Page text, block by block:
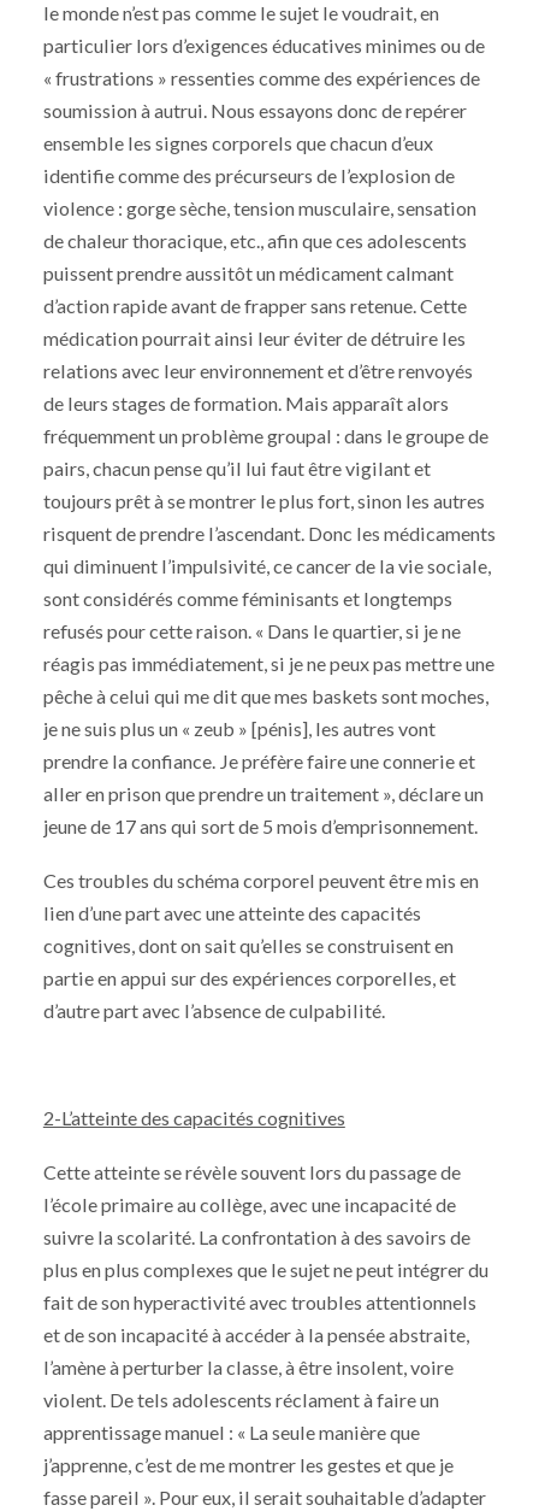
le monde n’est pas comme le sujet le voudrait, en
particulier lors d’exigences éducatives minimes ou de
« frustrations » ressenties comme des expériences de
soumission à autrui. Nous essayons donc de repérer
ensemble les signes corporels que chacun d’eux
identifie comme des précurseurs de l’explosion de
violence : gorge sèche, tension musculaire, sensation
de chaleur thoracique, etc., afin que ces adolescents
puissent prendre aussitôt un médicament calmant
d’action rapide avant de frapper sans retenue. Cette
médication pourrait ainsi leur éviter de détruire les
relations avec leur environnement et d’être renvoyés
de leurs stages de formation. Mais apparaît alors
fréquemment un problème groupal : dans le groupe de
pairs, chacun pense qu’il lui faut être vigilant et
toujours prêt à se montrer le plus fort, sinon les autres
risquent de prendre l’ascendant. Donc les médicaments
qui diminuent l’impulsivité, ce cancer de la vie sociale,
sont considérés comme féminisants et longtemps
refusés pour cette raison. « Dans le quartier, si je ne
réagis pas immédiatement, si je ne peux pas mettre une
pêche à celui qui me dit que mes baskets sont moches,
je ne suis plus un « zeub » [pénis], les autres vont
prendre la confiance. Je préfère faire une connerie et
aller en prison que prendre un traitement », déclare un
jeune de 17 ans qui sort de 5 mois d’emprisonnement.
Ces troubles du schéma corporel peuvent être mis en
lien d’une part avec une atteinte des capacités
cognitives, dont on sait qu’elles se construisent en
partie en appui sur des expériences corporelles, et
d’autre part avec l’absence de culpabilité.
2-L’atteinte des capacités cognitives
Cette atteinte se révèle souvent lors du passage de
l’école primaire au collège, avec une incapacité de
suivre la scolarité. La confrontation à des savoirs de
plus en plus complexes que le sujet ne peut intégrer du
fait de son hyperactivité avec troubles attentionnels
et de son incapacité à accéder à la pensée abstraite,
l’amène à perturber la classe, à être insolent, voire
violent. De tels adolescents réclament à faire un
apprentissage manuel : « La seule manière que
j’apprenne, c’est de me montrer les gestes et que je
fasse pareil ». Pour eux, il serait souhaitable d’adapter